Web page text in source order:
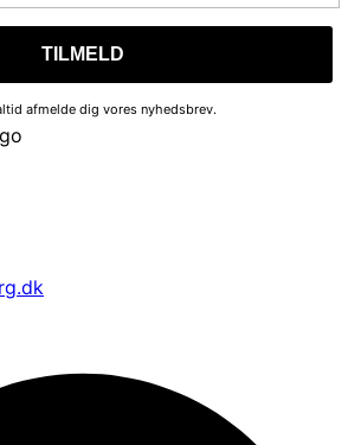
afmelde dig vores nyhedsbrev.